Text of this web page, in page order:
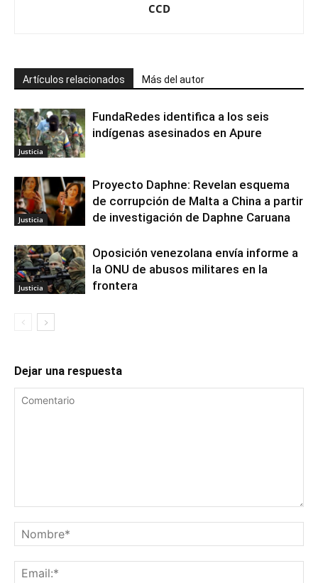
CCD
Artículos relacionados Más del autor
Justicia
FundaRedes identifica a los seis
indígenas asesinados en Apure
Justicia
Proyecto Daphne: Revelan esquema
de corrupción de Malta a China a partir
de investigación de Daphne Caruana
Justicia
Oposición venezolana envía informe a
la ONU de abusos militares en la
frontera
Dejar una respuesta